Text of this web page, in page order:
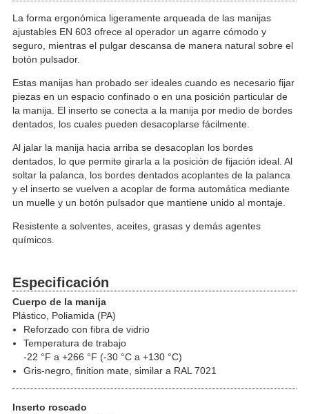
La forma ergonómica ligeramente arqueada de las manijas
ajustables EN 603 ofrece al operador un agarre cómodo y
seguro, mientras el pulgar descansa de manera natural sobre el
botón pulsador.
Estas manijas han probado ser ideales cuando es necesario fijar
piezas en un espacio confinado o en una posición particular de
la manija. El inserto se conecta a la manija por medio de bordes
dentados, los cuales pueden desacoplarse fácilmente.
Al jalar la manija hacia arriba se desacoplan los bordes
dentados, lo que permite girarla a la posición de fijación ideal. Al
soltar la palanca, los bordes dentados acoplantes de la palanca
y el inserto se vuelven a acoplar de forma automática mediante
un muelle y un botón pulsador que mantiene unido al montaje.
Resistente a solventes, aceites, grasas y demás agentes
químicos.
Especificación
Cuerpo de la manija
Plástico, Poliamida (PA)
Reforzado con fibra de vidrio
Temperatura de trabajo
-22 °F a +266 °F (-30 °C a +130 °C)
Gris-negro, finition mate, similar a RAL 7021
Inserto roscado